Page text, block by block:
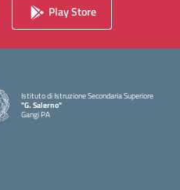
Play Store
Istituto di Istruzione Secondaria Superiore
"G. Salerno"
Gangi PA
— Visita la pagina iniziale della scuola